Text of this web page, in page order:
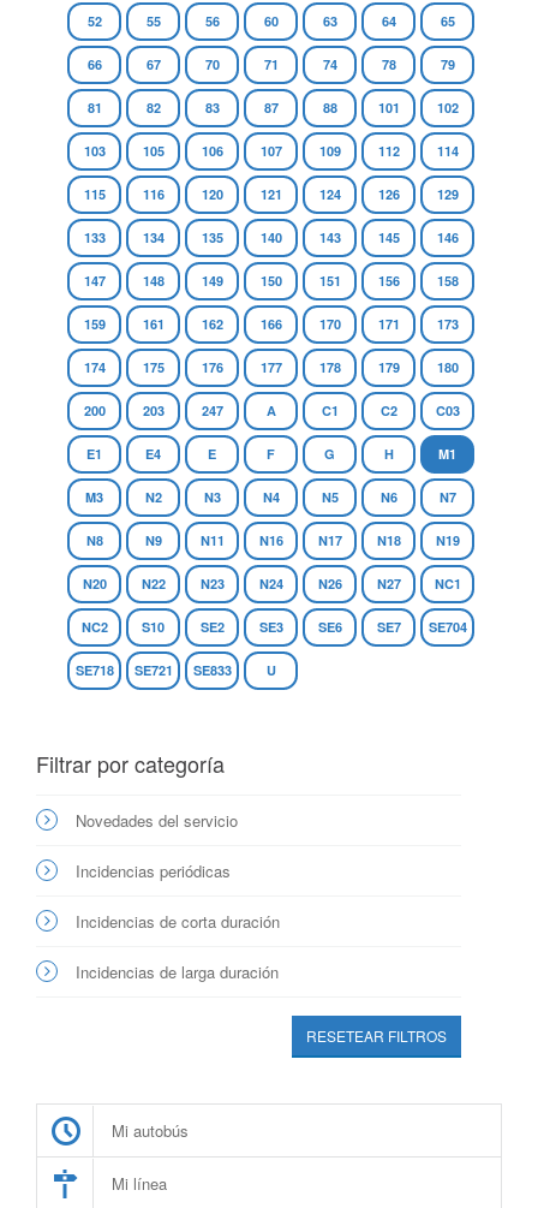
52 55 56 60 63 64 65
66 67 70 71 74 78 79
81 82 83 87 88 101 102
103 105 106 107 109 112 114
115 116 120 121 124 126 129
133 134 135 140 143 145 146
147 148 149 150 151 156 158
159 161 162 166 170 171 173
174 175 176 177 178 179 180
200 203 247 A C1 C2 C03
E1 E4 E F G H M1
M3 N2 N3 N4 N5 N6 N7
N8 N9 N11 N16 N17 N18 N19
N20 N22 N23 N24 N26 N27 NC1
NC2 S10 SE2 SE3 SE6 SE7 SE704
SE718 SE721 SE833 U
Filtrar por categoría
Novedades del servicio
Incidencias periódicas
Incidencias de corta duración
Incidencias de larga duración
RESETEAR FILTROS
Mi autobús
Mi línea